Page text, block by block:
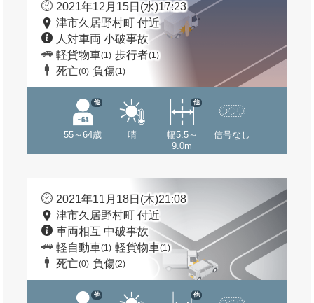
2021年12月15日(水)17:23
津市久居野村町 付近
人対車両 小破事故
軽貨物車(1) 歩行者(1)
死亡(0) 負傷(1)
55～64歳
他
晴
幅5.5～
9.0m
他
信号なし
2021年11月18日(木)21:08
津市久居野村町 付近
車両相互 中破事故
軽自動車(1) 軽貨物車(1)
死亡(0) 負傷(2)
他 他